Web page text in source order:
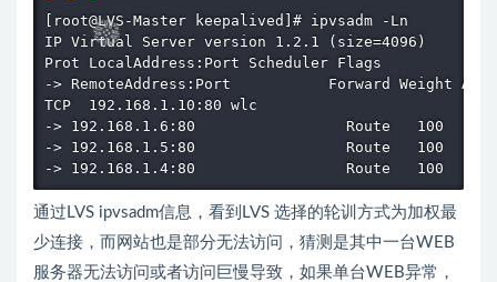
[root@LVS-Master keepalived]# ipvsadm -Ln
IP Virtual Server version 1.2.1 (size=4096)
Prot LocalAddress:Port Scheduler Flags
-> RemoteAddress:Port           Forward Weight
TCP  192.168.1.10:80 wlc
-> 192.168.1.6:80                 Route
-> 192.168.1.5:80                 Route
-> 192.168.1.4:80                 Route   100
通过LVS ipvsadm信息，看到LVS 选择的轮训方式为加权最
少连接，而网站也是部分无法访问，猜测是其中一台WEB
服务器无法访问或者访问巨慢导致，如果单台WEB异常，